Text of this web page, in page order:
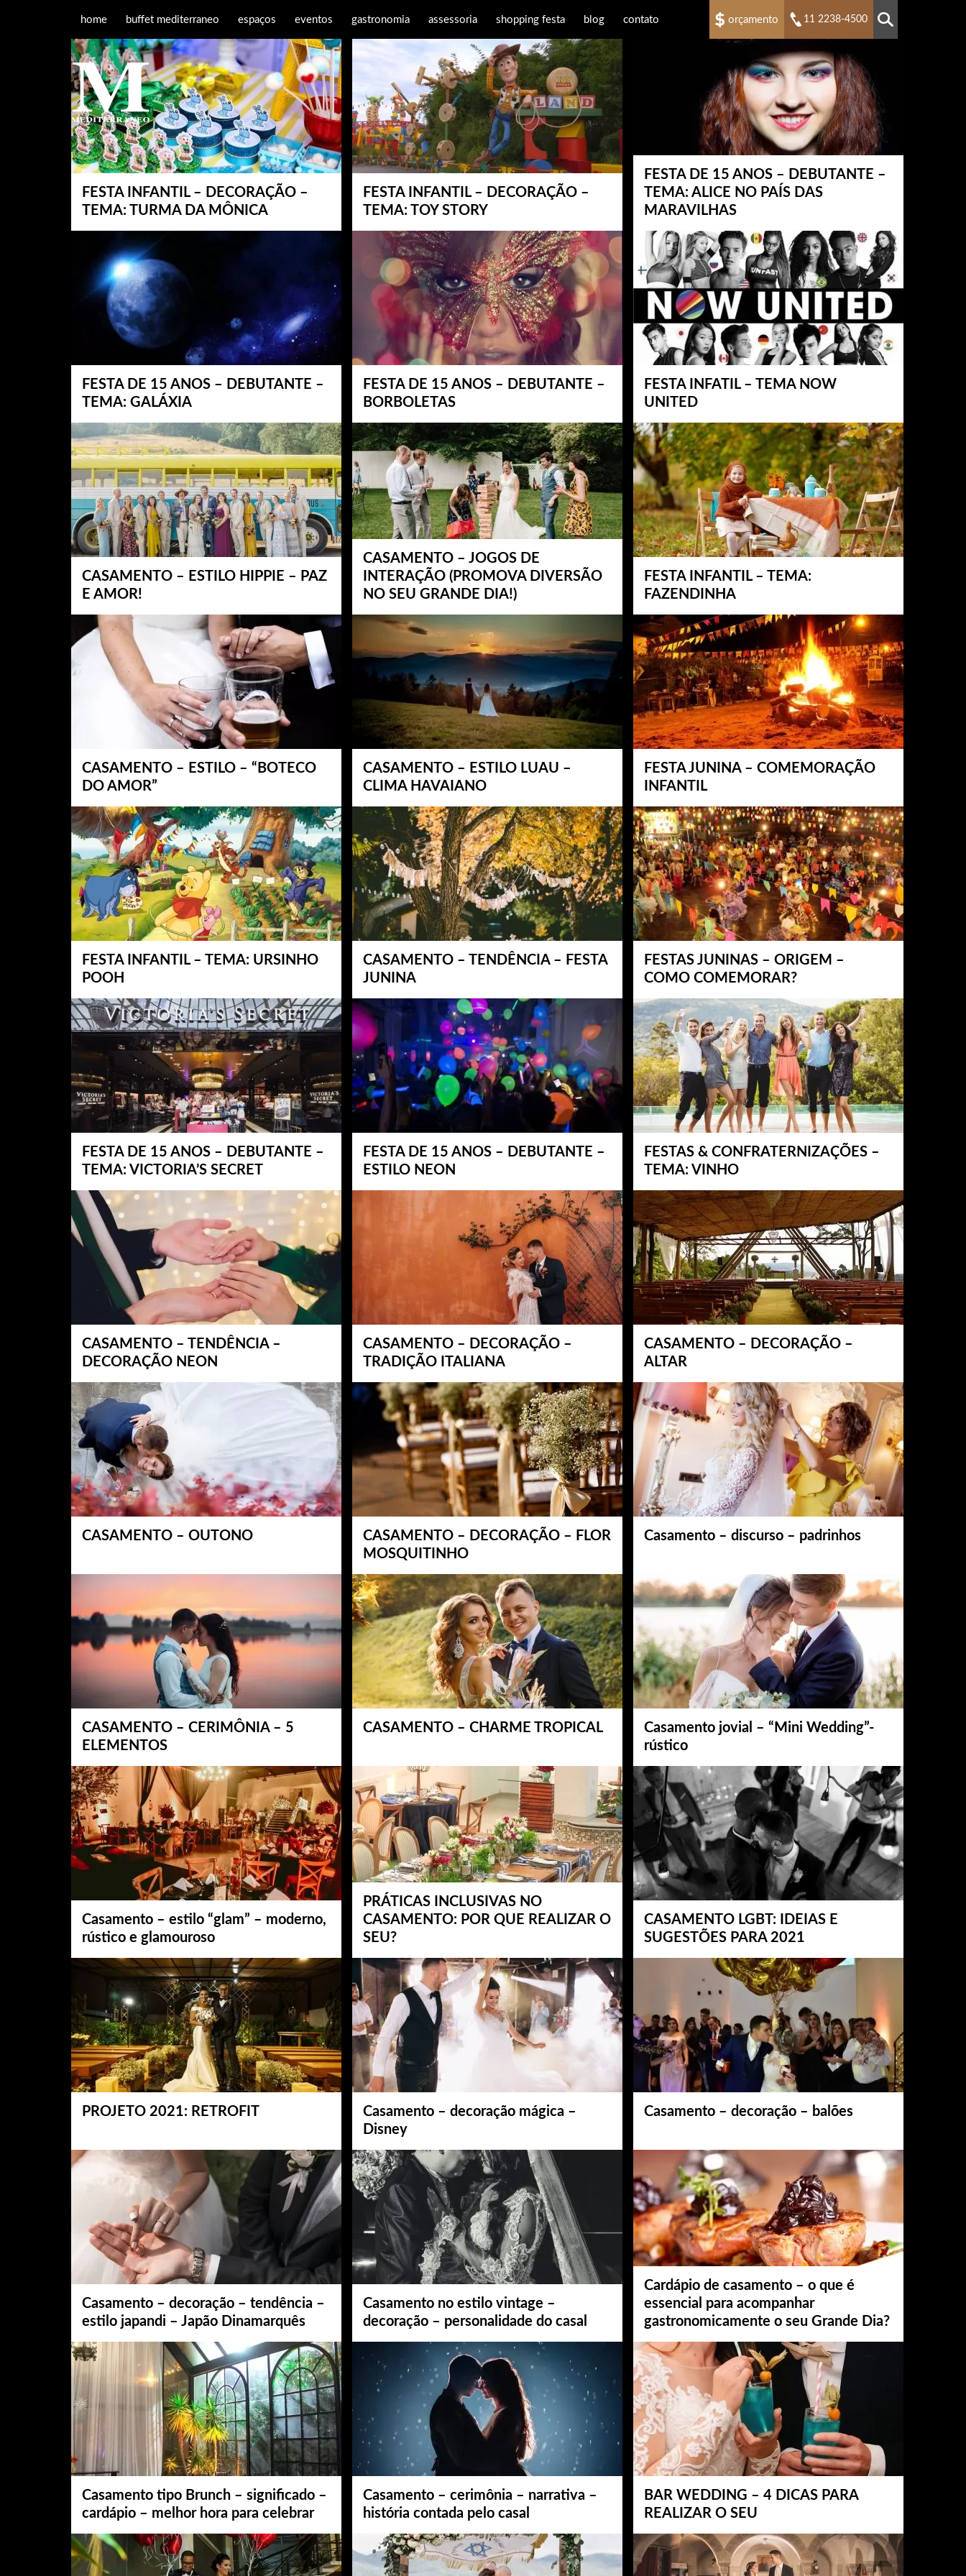
home buffet mediterraneo espaços eventos gastronomia assessoria shopping festa blog contato orçamento 11 2238-4500
FESTA INFANTIL – DECORAÇÃO –
TEMA: TURMA DA MÔNICA
FESTA INFANTIL – DECORAÇÃO –
TEMA: TOY STORY
FESTA DE 15 ANOS – DEBUTANTE –
TEMA: ALICE NO PAÍS DAS
MARAVILHAS
FESTA DE 15 ANOS – DEBUTANTE –
TEMA: GALÁXIA
FESTA DE 15 ANOS – DEBUTANTE –
BORBOLETAS
FESTA INFATIL – TEMA NOW
UNITED
CASAMENTO – ESTILO HIPPIE – PAZ
E AMOR!
CASAMENTO – JOGOS DE
INTERAÇÃO (PROMOVA DIVERSÃO
NO SEU GRANDE DIA!)
FESTA INFANTIL – TEMA:
FAZENDINHA
CASAMENTO – ESTILO – “BOTECO
DO AMOR”
CASAMENTO – ESTILO LUAU –
CLIMA HAVAIANO
FESTA JUNINA – COMEMORAÇÃO
INFANTIL
FESTA INFANTIL – TEMA: URSINHO
POOH
CASAMENTO – TENDÊNCIA – FESTA
JUNINA
FESTAS JUNINAS – ORIGEM –
COMO COMEMORAR?
FESTA DE 15 ANOS – DEBUTANTE –
TEMA: VICTORIA’S SECRET
FESTA DE 15 ANOS – DEBUTANTE –
ESTILO NEON
FESTAS & CONFRATERNIZAÇÕES –
TEMA: VINHO
CASAMENTO – TENDÊNCIA –
DECORAÇÃO NEON
CASAMENTO – DECORAÇÃO –
TRADIÇÃO ITALIANA
CASAMENTO – DECORAÇÃO –
ALTAR
CASAMENTO – OUTONO
CASAMENTO – DECORAÇÃO – FLOR
MOSQUITINHO
Casamento – discurso – padrinhos
CASAMENTO – CERIMÔNIA – 5
ELEMENTOS
CASAMENTO – CHARME TROPICAL
Casamento jovial – “Mini Wedding”-
rústico
Casamento – estilo “glam” – moderno,
rústico e glamouroso
PRÁTICAS INCLUSIVAS NO
CASAMENTO: POR QUE REALIZAR O
SEU?
CASAMENTO LGBT: IDEIAS E
SUGESTÕES PARA 2021
PROJETO 2021: RETROFIT
Casamento – decoração mágica –
Disney
Casamento – decoração – balões
Casamento – decoração – tendência –
estilo japandi – Japão Dinamarquês
Casamento no estilo vintage –
decoração – personalidade do casal
Cardápio de casamento – o que é
essencial para acompanhar
gastronomicamente o seu Grande Dia?
Casamento tipo Brunch – significado –
cardápio – melhor hora para celebrar
Casamento – cerimônia – narrativa –
história contada pelo casal
BAR WEDDING – 4 DICAS PARA
REALIZAR O SEU